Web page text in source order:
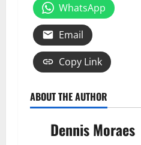
WhatsApp
Email
Copy Link
ABOUT THE AUTHOR
Dennis Moraes